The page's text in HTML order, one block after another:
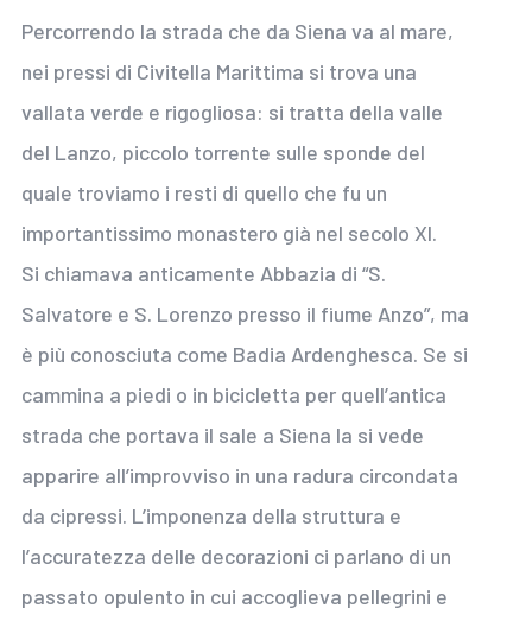
Percorrendo la strada che da Siena va al mare,
nei pressi di Civitella Marittima si trova una
vallata verde e rigogliosa: si tratta della valle
del Lanzo, piccolo torrente sulle sponde del
quale troviamo i resti di quello che fu un
importantissimo monastero già nel secolo XI.
Si chiamava anticamente Abbazia di “S.
Salvatore e S. Lorenzo presso il fiume Anzo”, ma
è più conosciuta come Badia Ardenghesca. Se si
cammina a piedi o in bicicletta per quell’antica
strada che portava il sale a Siena la si vede
apparire all’improvviso in una radura circondata
da cipressi. L’imponenza della struttura e
l’accuratezza delle decorazioni ci parlano di un
passato opulento in cui accoglieva pellegrini e